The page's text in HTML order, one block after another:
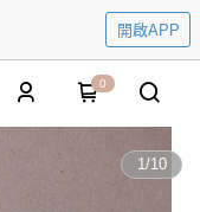
開啟APP
0
1/10